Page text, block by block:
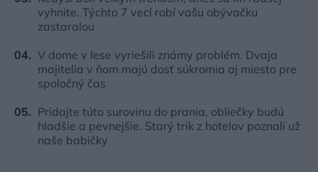
vyhnite. Týchto 7 vecí robí vašu obývačku
zastaralou
V dome v lese vyriešili známy problém. Dvaja
majitelia v ňom majú dosť súkromia aj miesto pre
spoločný čas
Pridajte túto surovinu do prania, obliečky budú
hladšie a pevnejšie. Starý trik z hotelov poznali už
naše babičky